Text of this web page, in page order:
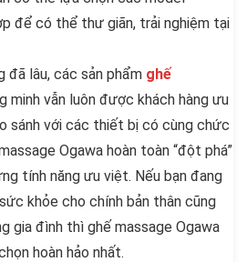
để có thể thư giãn, trải nghiệm tại
đã lâu, các sản phẩm ghế
minh vẫn luôn được khách hàng ưu
sánh với các thiết bị có cùng chức
Ogawa hoàn toàn “đột phá”
tính năng ưu việt. Nếu bạn đang
khỏe cho chính bản thân cũng
gia đình thì ghế massage Ogawa
hoàn hảo nhất.